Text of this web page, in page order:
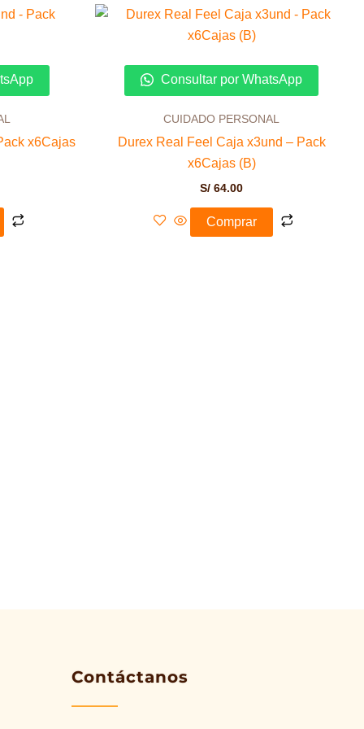
x6Cajas
Consultar por WhatsApp
CUIDADO PERSONAL
Durex Real Feel Caja x3und – Pack
x6Cajas (B)
S/ 64.00
Comprar
Contáctanos